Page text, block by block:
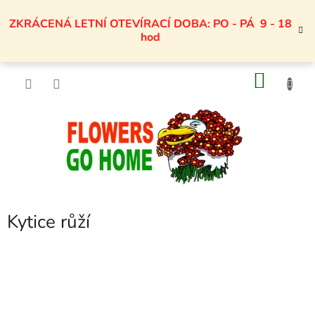
naZKRÁCENÁ LETNÍ OTEVÍRACÍ DOBA: PO - PÁ 9 - 18
hod
Kytice růží